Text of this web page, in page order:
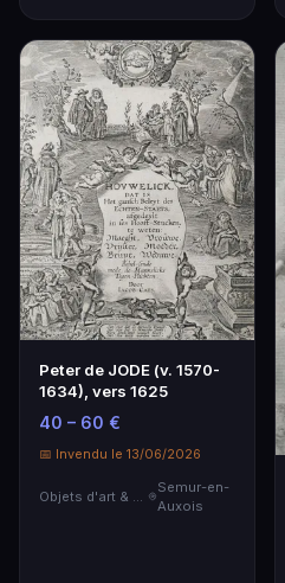
Peter de JODE (v. 1570-
1634), vers 1625
40 – 60 €
📅 Invendu le 13/06/2026
Objets d'art & Curiosités
Semur-en-
Auxois